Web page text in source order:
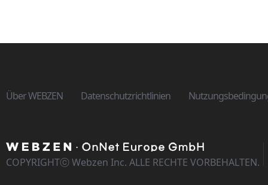
Über WEBZEN Datenschutzrichtlinien
COPYRIGHTⓒ Webzen Inc. ALLE RECHTE VORBEHALTEN.